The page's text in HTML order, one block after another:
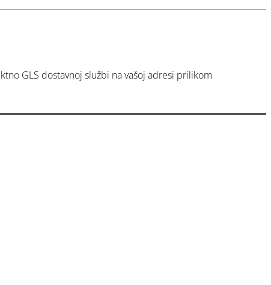
GLS dostavnoj službi na vašoj adresi prilikom